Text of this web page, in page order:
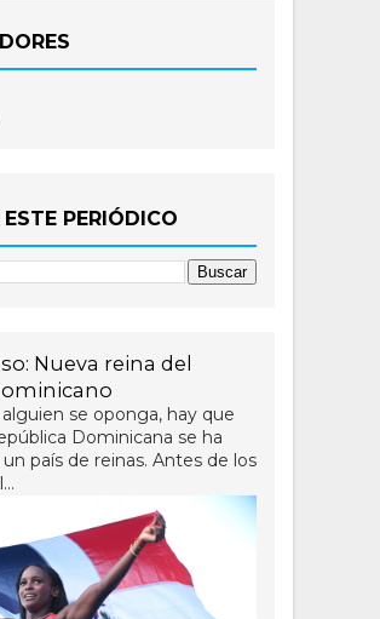
PERIÓDICO
Nueva reina del
se oponga, hay que
Dominicana se ha
país de reinas. Antes de los